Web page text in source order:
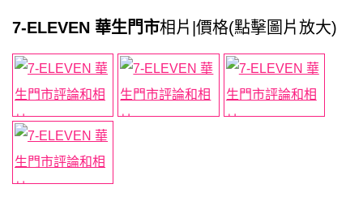
7-ELEVEN 華生門市相片|價格(點擊圖片放大)